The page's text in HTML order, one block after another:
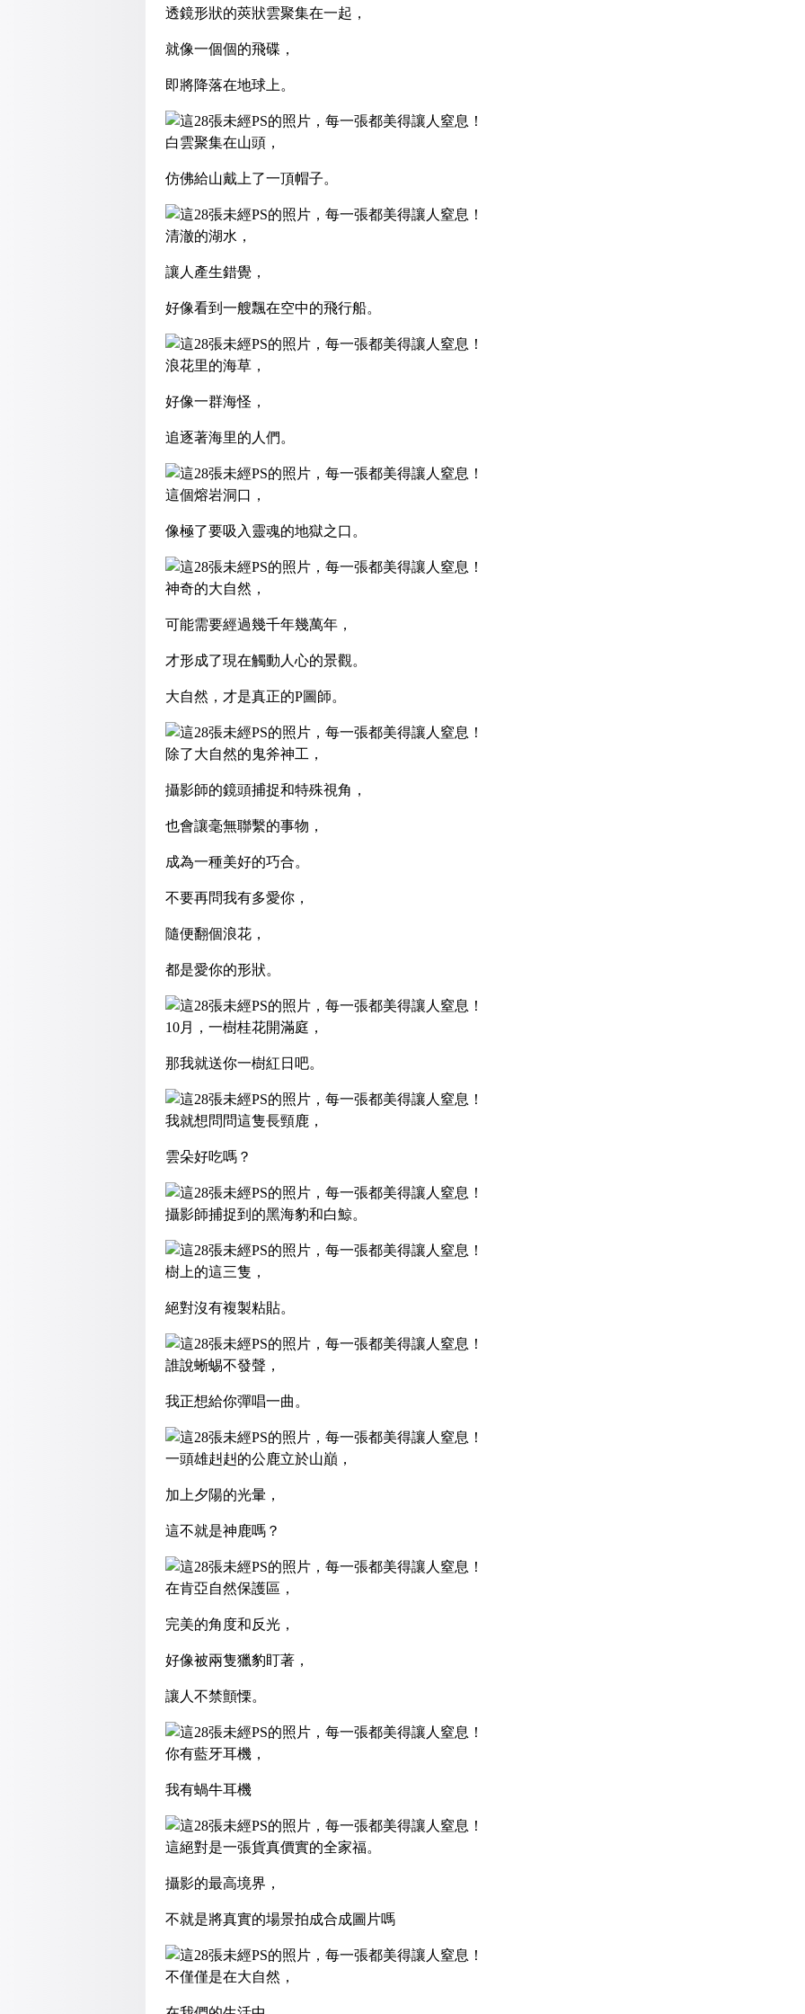
透鏡形狀的莢狀雲聚集在一起，
就像一個個的飛碟，
即將降落在地球上。
白雲聚集在山頭，
仿佛給山戴上了一頂帽子。
清澈的湖水，
讓人產生錯覺，
好像看到一艘飄在空中的飛行船。
浪花里的海草，
好像一群海怪，
追逐著海里的人們。
這個熔岩洞口，
像極了要吸入靈魂的地獄之口。
神奇的大自然，
可能需要經過幾千年幾萬年，
才形成了現在觸動人心的景觀。
大自然，才是真正的P圖師。
除了大自然的鬼斧神工，
攝影師的鏡頭捕捉和特殊視角，
也會讓毫無聯繫的事物，
成為一種美好的巧合。
不要再問我有多愛你，
隨便翻個浪花，
都是愛你的形狀。
10月，一樹桂花開滿庭，
那我就送你一樹紅日吧。
我就想問問這隻長頸鹿，
雲朵好吃嗎？
攝影師捕捉到的黑海豹和白鯨。
樹上的這三隻，
絕對沒有複製粘貼。
誰說蜥蜴不發聲，
我正想給你彈唱一曲。
一頭雄赳赳的公鹿立於山巔，
加上夕陽的光暈，
這不就是神鹿嗎？
在肯亞自然保護區，
完美的角度和反光，
好像被兩隻獵豹盯著，
讓人不禁顫慄。
你有藍牙耳機，
我有蝸牛耳機
這絕對是一張貨真價實的全家福。
攝影的最高境界，
不就是將真實的場景拍成合成圖片嗎
不僅僅是在大自然，